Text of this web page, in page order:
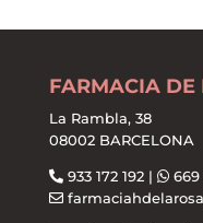
FARMACIA DE
La Rambla, 38
08002 BARCELONA
933 172 192 |
669